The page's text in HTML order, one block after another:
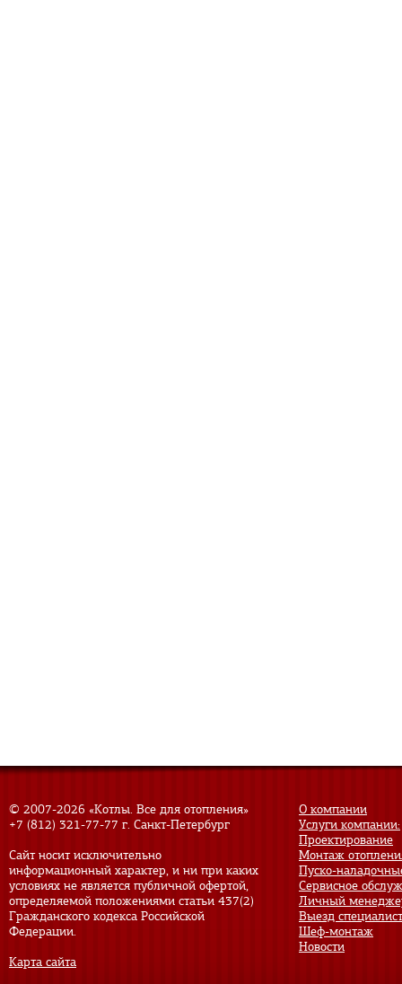
© 2007-2026 «Котлы. Все для отопления»
+7 (812) 321-77-77 г. Санкт-Петербург
Сайт носит исключительно
информационный характер, и ни при каких
условиях не является публичной офертой,
определяемой положениями статьи 437(2)
Гражданского кодекса Российской
Федерации.
Карта сайта
О компании
Услуги компании:
Проектирование
Монтаж
Пуско-
Сервисное
Личный
Выезд
Шеф-монтаж
Новости